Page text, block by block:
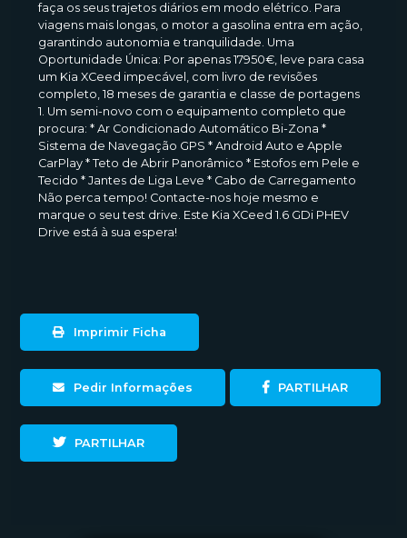
faça os seus trajetos diários em modo elétrico. Para
viagens mais longas, o motor a gasolina entra em ação,
garantindo autonomia e tranquilidade. Uma
Oportunidade Única: Por apenas 17950€, leve para casa
um Kia XCeed impecável, com livro de revisões
completo, 18 meses de garantia e classe de portagens
1. Um semi-novo com o equipamento completo que
procura: * Ar Condicionado Automático Bi-Zona *
Sistema de Navegação GPS * Android Auto e Apple
CarPlay * Teto de Abrir Panorâmico * Estofos em Pele e
Tecido * Jantes de Liga Leve * Cabo de Carregamento
Não perca tempo! Contacte-nos hoje mesmo e
marque o seu test drive. Este Kia XCeed 1.6 GDi PHEV
Drive está à sua espera!
Imprimir Ficha
Pedir Informações PARTILHAR
PARTILHAR